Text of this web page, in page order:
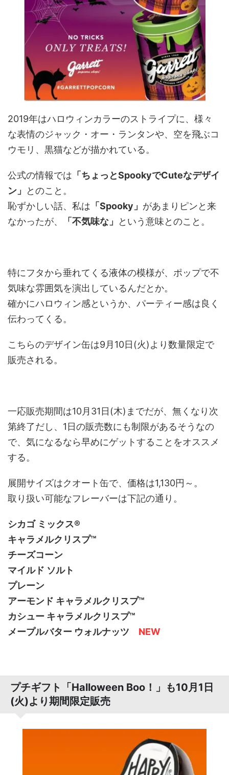
2019年はハロウィンカラーのストライプに、様々
な表情のジャック・オー・ランタンや、空を飛ぶコ
ウモリ、黒猫などが描かれている。
公式の情報では 「ちょっとSpookyでCuteなデザイ
ン」
とのこと。
恥ずかしい話、私は 「Spooky」 があまりピンと来
なかったが、
「不気味な」 という意味とのこと。
特にフタから垂れてくる液体の模様が、ポップで不
気味な雰囲気を演出しているんだとか。
確かにハロウィン感というか、パーティー感は良く
伝わってくる。
こちらのデザイン缶は9月10日(火)より数量限定で
販売される。
一応販売期間は10月31日(木)までだが、無くなり次
第終了だし、1日の販売数にも制限があるそうなの
で、気になるなら早めにゲットすることをオススメ
する。
展開サイズはクオート缶で、価格は1,130円～。
取り扱い可能なフレーバーは下記の通り。
シカゴ ミックス®
キャラメルクリスプ™
チーズコーン
マイルド ソルト
プレーン
アーモンド キャラメルクリスプ™
カシュー キャラメルクリスプ™
メープルバター ウォルナッツ NEW
プチギフト「Halloween Boo！」も10月1日
(火)より期間限定販売